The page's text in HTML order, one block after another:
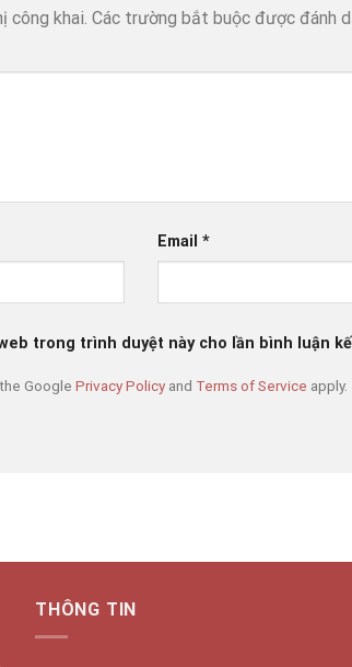
công khai. Các trường bắt buộc được đánh
Email *
trong trình duyệt này cho lần bình luận
Google Privacy Policy and Terms of Service apply.
THÔNG TIN